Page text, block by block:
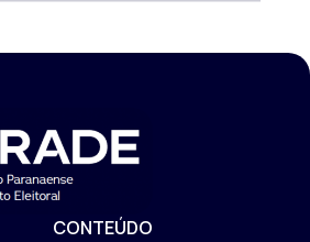
CONTEÚDO